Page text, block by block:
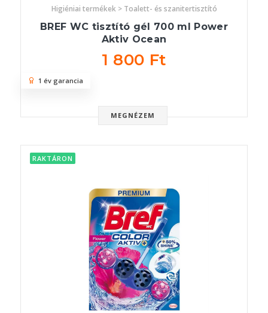
Higiéniai termékek > Toalett- és szanitertisztító
BREF WC tisztító gél 700 ml Power
Aktiv Ocean
1 800 Ft
MEGNÉZEM
1 év garancia
RAKTÁRON